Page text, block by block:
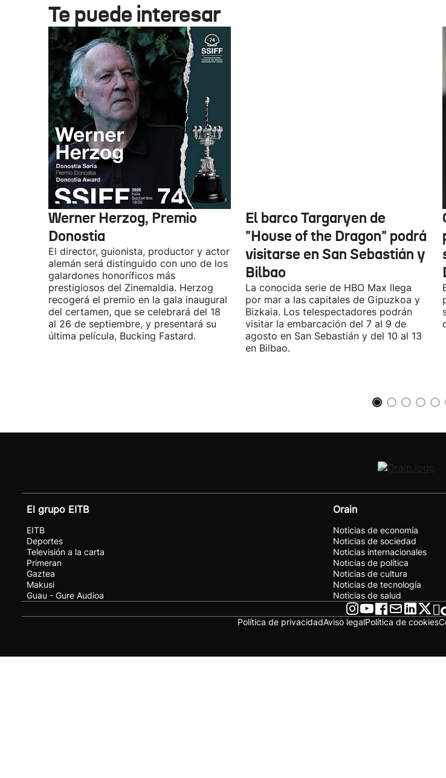
Te puede interesar
Werner Herzog, Premio
Donostia
El director, guionista, productor y actor
alemán será distinguido con uno de los
galardones honoríficos más
prestigiosos del Zinemaldia. Herzog
recogerá el premio en la gala inaugural
del certamen, que se celebrará del 18
al 26 de septiembre, y presentará su
última película, Bucking Fastard.
El barco Targaryen de
"House of the Dragon" podrá
visitarse en San Sebastián y
Bilbao
La conocida serie de HBO Max llega
por mar a las capitales de Gipuzkoa y
Bizkaia. Los telespectadores podrán
visitar la embarcación del 7 al 9 de
agosto en San Sebastián y del 10 al 13
en Bilbao.
El grupo EITB
EITB
Deportes
Televisión a la carta
Primeran
Gaztea
Makusi
Guau - Gure Audioa
Orain
Noticias de economía
Noticias de sociedad
Noticias internacionales
Noticias de política
Noticias de cultura
Noticias de tecnología
Noticias de salud
Política de privacidadAviso legalPolítica de cookies